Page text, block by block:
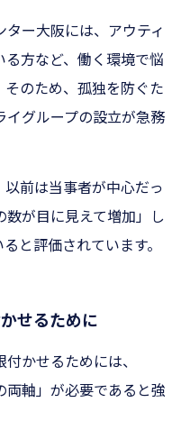
ー大阪には、アウティ
方など、働く環境で悩
のため、孤独を防ぐた
グループの設立が急務
前は当事者が中心だっ
が目に見えて増加」し
と評価されています。
せるために
かせるためには、
両軸」が必要であると強